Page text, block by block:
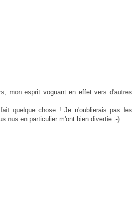
mon esprit voguant en effet vers d'autres
quelque chose ! Je n'oublierais pas les
nus en particulier m'ont bien divertie :-)